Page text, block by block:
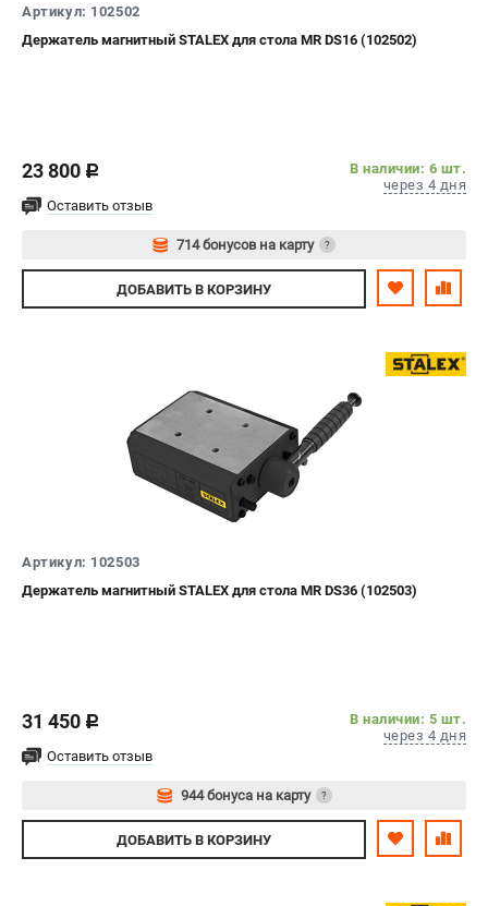
Артикул: 102502
Держатель магнитный STALEX для стола MR DS16 (102502)
23 800 c
В наличии: 6 шт.
через 4 дня
Оставить отзыв
714 бонусов на карту ?
Авторизуйтесь
ДОБАВИТЬ В КОРЗИНУ
Артикул: 102503
Держатель магнитный STALEX для стола MR DS36 (102503)
31 450 c
В наличии: 5 шт.
через 4 дня
Оставить отзыв
944 бонуса на карту ?
Авторизуйтесь
ДОБАВИТЬ В КОРЗИНУ